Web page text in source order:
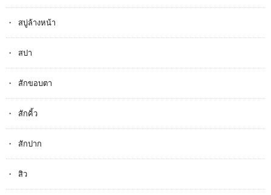
สบู่ล้างหน้า
สปา
สักขอบตา
สักคิ้ว
สักปาก
สิว